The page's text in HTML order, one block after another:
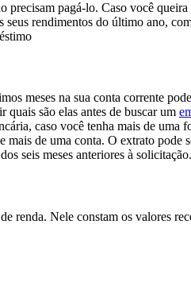
pagá-lo. Caso você queira
rendimentos do último ano,
meses na sua conta corrente
são elas antes de buscar um
caso você tenha mais de uma
mais de uma conta. O extrato pode
seis meses anteriores à solicitação.
renda. Nele constam os valores